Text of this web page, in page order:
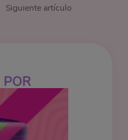
Siguiente artículo
POR